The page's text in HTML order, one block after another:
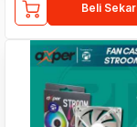
Beli